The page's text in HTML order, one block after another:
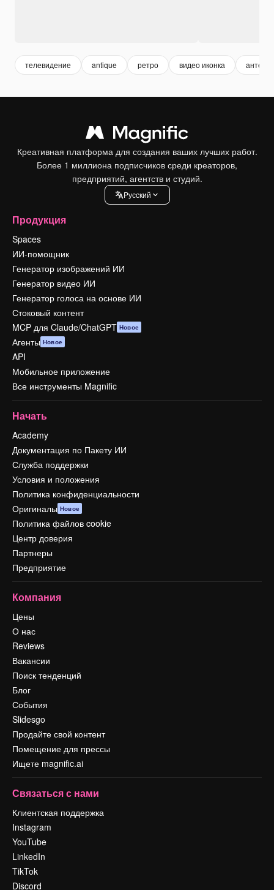
телевидение antique ретро видео иконка
Креативная платформа для создания ваших лучших работ.
Более 1 миллиона подписчиков среди креаторов,
предприятий, агентств и студий.
Pусский
Продукция
Spaces
ИИ-помощник
Генератор изображений ИИ
Генератор видео ИИ
Генератор голоса на основе ИИ
Стоковый контент
MCP для Claude/ChatGPT Новое
Агенты Новое
API
Мобильное приложение
Все инструменты Magnific
Начать
Academy
Документация по Пакету ИИ
Служба поддержки
Условия и положения
Политика конфиденциальности
Оригиналы Новое
Политика файлов cookie
Центр доверия
Партнеры
Предприятие
Компания
Цены
О нас
Reviews
Вакансии
Поиск тенденций
Блог
События
Slidesgo
Продайте свой контент
Помещение для прессы
Ищете magnific.ai
Связаться с нами
Клиентская поддержка
Instagram
YouTube
LinkedIn
TikTok
Discord